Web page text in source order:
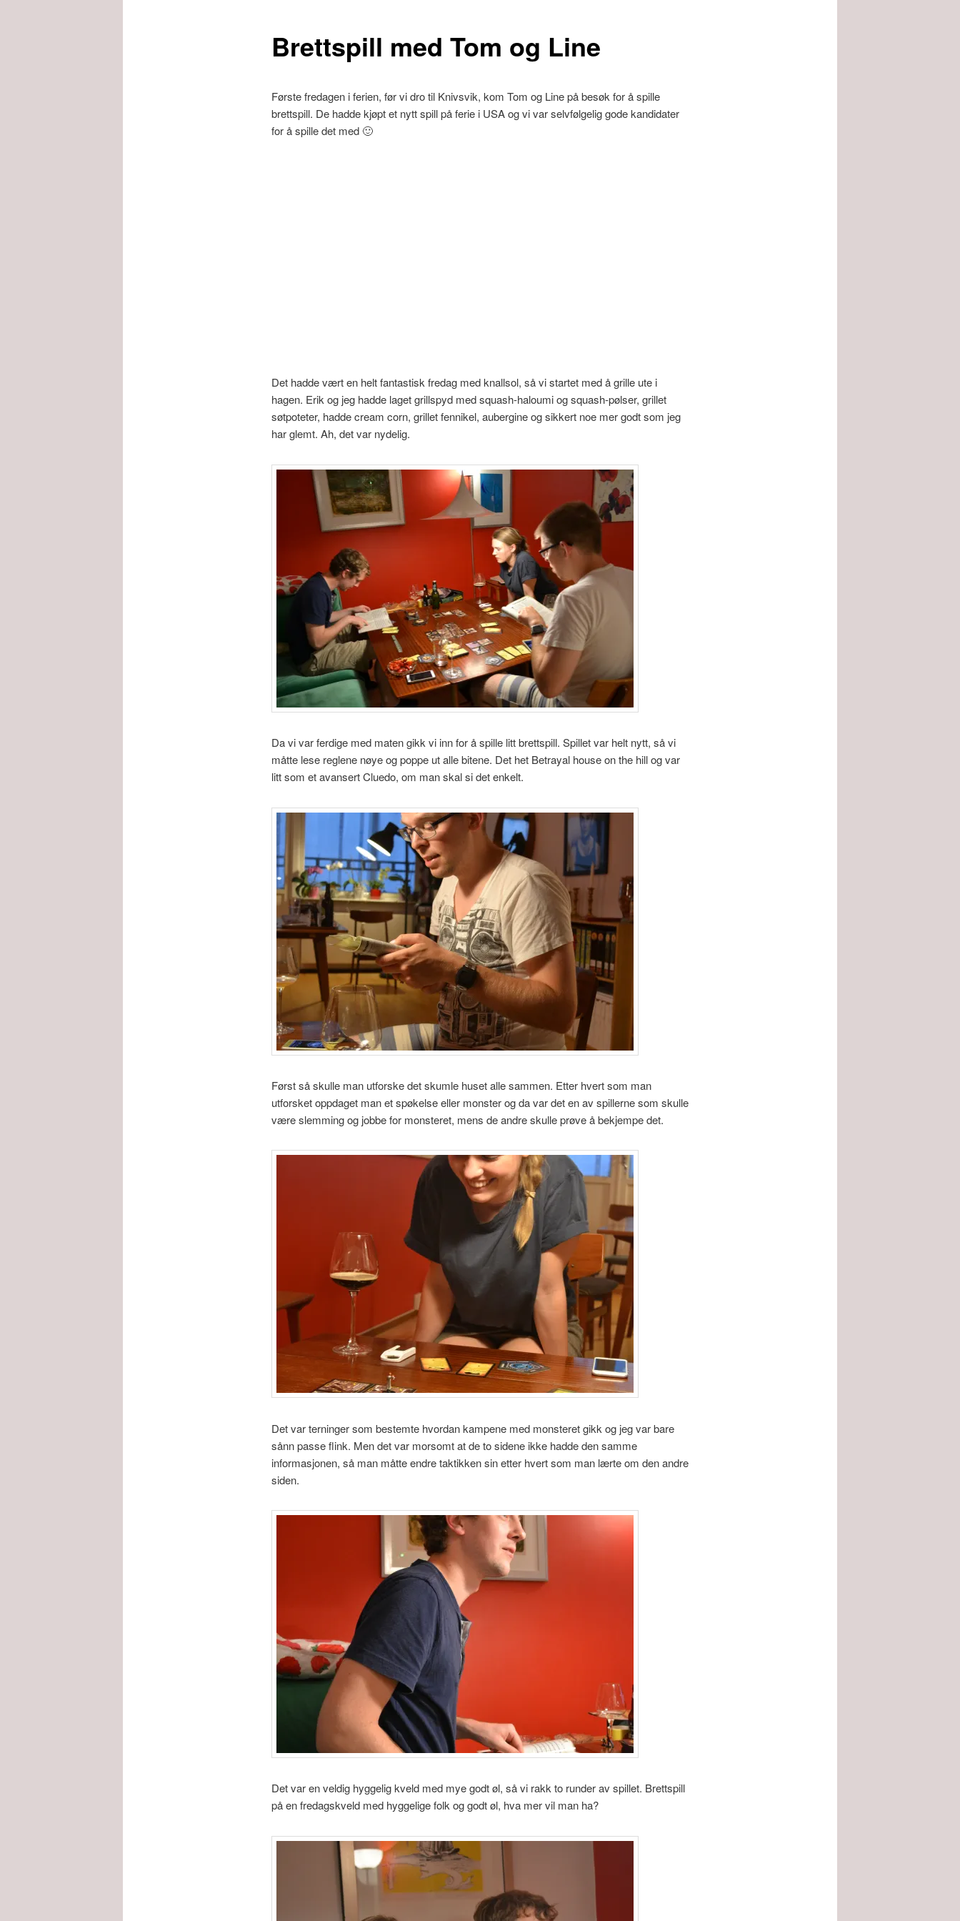
Brettspill med Tom og Line
Første fredagen i ferien, før vi dro til Knivsvik, kom Tom og Line på besøk for å spille
brettspill. De hadde kjøpt et nytt spill på ferie i USA og vi var selvfølgelig gode kandidater
for å spille det med 🙂
Det hadde vært en helt fantastisk fredag med knallsol, så vi startet med å grille ute i
hagen. Erik og jeg hadde laget grillspyd med squash-haloumi og squash-pølser, grillet
søtpoteter, hadde cream corn, grillet fennikel, aubergine og sikkert noe mer godt som jeg
har glemt. Ah, det var nydelig.
Da vi var ferdige med maten gikk vi inn for å spille litt brettspill. Spillet var helt nytt, så vi
måtte lese reglene nøye og poppe ut alle bitene. Det het Betrayal house on the hill og var
litt som et avansert Cluedo, om man skal si det enkelt.
Først så skulle man utforske det skumle huset alle sammen. Etter hvert som man
utforsket oppdaget man et spøkelse eller monster og da var det en av spillerne som skulle
være slemming og jobbe for monsteret, mens de andre skulle prøve å bekjempe det.
Det var terninger som bestemte hvordan kampene med monsteret gikk og jeg var bare
sånn passe flink. Men det var morsomt at de to sidene ikke hadde den samme
informasjonen, så man måtte endre taktikken sin etter hvert som man lærte om den andre
siden.
Det var en veldig hyggelig kveld med mye godt øl, så vi rakk to runder av spillet. Brettspill
på en fredagskveld med hyggelige folk og godt øl, hva mer vil man ha?